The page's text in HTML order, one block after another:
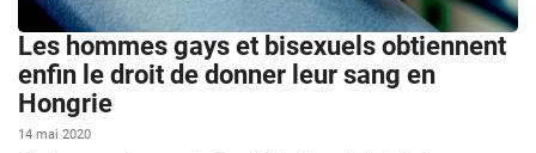
Les hommes gays et bisexuels obtiennent
enfin le droit de donner leur sang en
Hongrie
14 mai 2020